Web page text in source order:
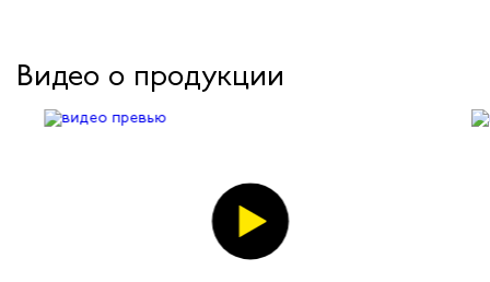
Видео о продукции